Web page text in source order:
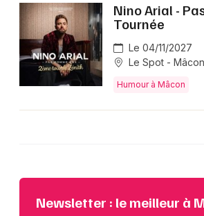
Nino Arial -
Tournée
Le 04/11/2027
Le Spot - Mâcon
Humour à Mâcon
Newsletter : le meilleur à